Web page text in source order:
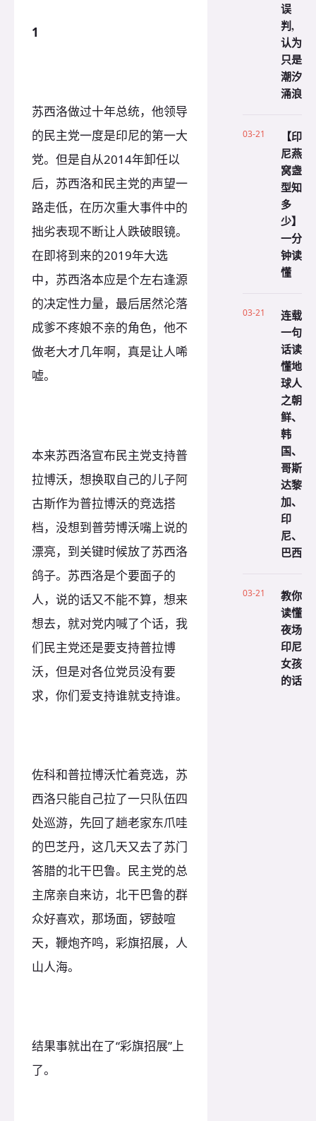
1
苏西洛做过十年总统，他领导
的民主党一度是印尼的第一大
党。但是自从2014年卸任以
后，苏西洛和民主党的声望一
路走低，在历次重大事件中的
拙劣表现不断让人跌破眼镜。
在即将到来的2019年大选
中，苏西洛本应是个左右逢源
的决定性力量，最后居然沦落
成爹不疼娘不亲的角色，他不
做老大才几年啊，真是让人唏
嘘。
本来苏西洛宣布民主党支持普
拉博沃，想换取自己的儿子阿
古斯作为普拉博沃的竞选搭
档，没想到普劳博沃嘴上说的
漂亮，到关键时候放了苏西洛
鸽子。苏西洛是个要面子的
人，说的话又不能不算，想来
想去，就对党内喊了个话，我
们民主党还是要支持普拉博
沃，但是对各位党员没有要
求，你们爱支持谁就支持谁。
佐科和普拉博沃忙着竞选，苏
西洛只能自己拉了一只队伍四
处巡游，先回了趟老家东爪哇
的巴芝丹，这几天又去了苏门
答腊的北干巴鲁。民主党的总
主席亲自来访，北干巴鲁的群
众好喜欢，那场面，锣鼓喧
天，鞭炮齐鸣，彩旗招展，人
山人海。
结果事就出在了“彩旗招展”上
了。
误
判,
认为
只是
潮汐
涌浪
03-21
【印
尼燕
窝盏
型知
多
少】
一分
钟读
懂
03-21
连载
一句
话读
懂地
球人
之朝
鲜、
韩
国、
哥斯
达黎
加、
印
尼、
巴西
03-21
教你
读懂
夜场
印尼
女孩
的话